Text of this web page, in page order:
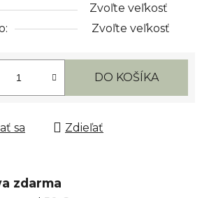
Zvoľte veľkosť
Zvoľte veľkosť
DO KOŠÍKA
sa Zdieľať
zdarma